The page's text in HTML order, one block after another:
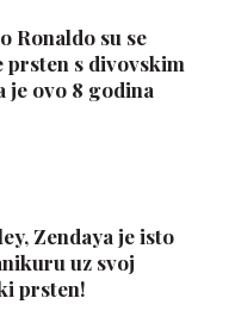
Ronaldo su se
prsten s divovskim
je ovo 8 godina
Zendaya je isto
uz svoj
prsten!